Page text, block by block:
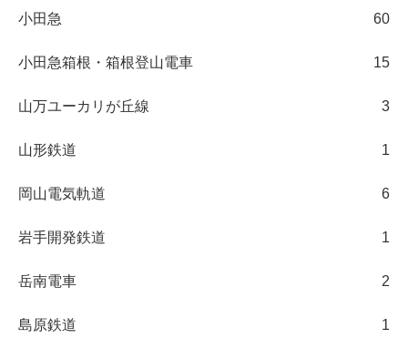
小田急 60
小田急箱根・箱根登山電車 15
山万ユーカリが丘線 3
山形鉄道 1
岡山電気軌道 6
岩手開発鉄道 1
岳南電車 2
島原鉄道 1